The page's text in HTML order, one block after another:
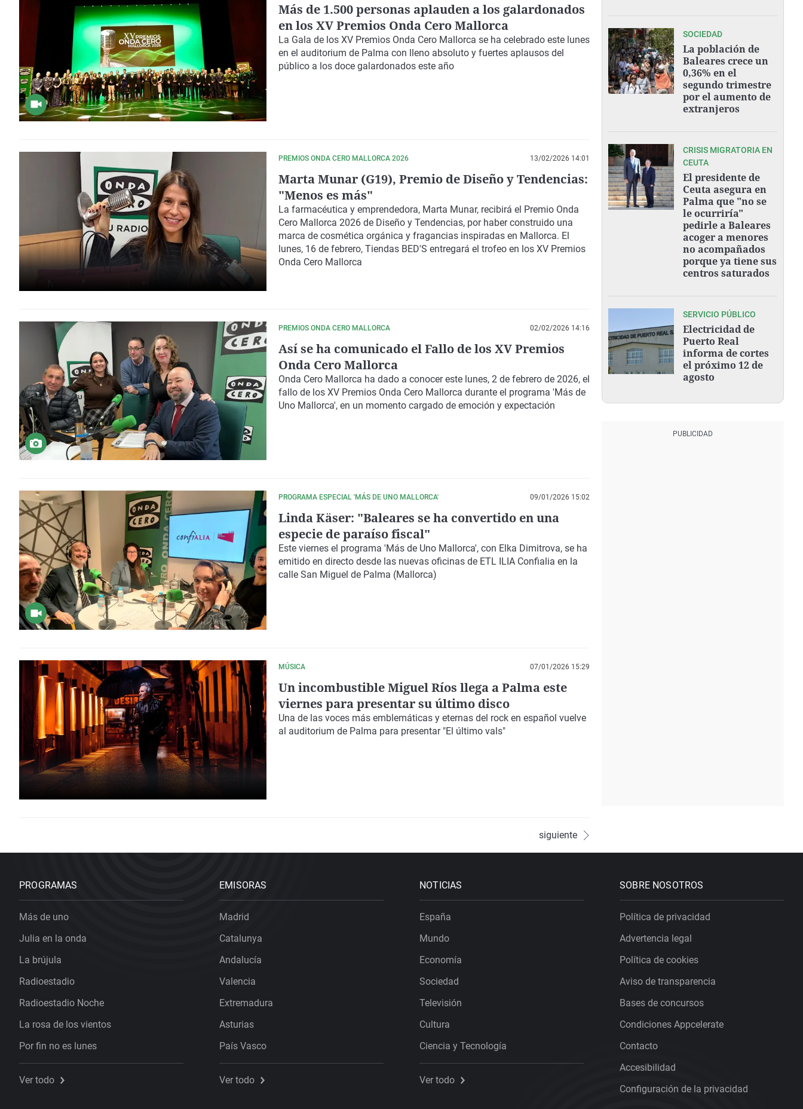
Más de 1.500 personas aplauden a los galardonados
en los XV Premios Onda Cero Mallorca
La Gala de los XV Premios Onda Cero Mallorca se ha celebrado este lunes
en el auditorium de Palma con lleno absoluto y fuertes aplausos del
público a los doce galardonados este año
PREMIOS ONDA CERO MALLORCA 2026 13/02/2026 14:01
Marta Munar (G19), Premio de Diseño y Tendencias:
"Menos es más"
La farmacéutica y emprendedora, Marta Munar, recibirá el Premio Onda
Cero Mallorca 2026 de Diseño y Tendencias, por haber construido una
marca de cosmética orgánica y fragancias inspiradas en Mallorca. El
lunes, 16 de febrero, Tiendas BED'S entregará el trofeo en los XV Premios
Onda Cero Mallorca
PREMIOS ONDA CERO MALLORCA 02/02/2026 14:16
Así se ha comunicado el Fallo de los XV Premios
Onda Cero Mallorca
Onda Cero Mallorca ha dado a conocer este lunes, 2 de febrero de 2026, el
fallo de los XV Premios Onda Cero Mallorca durante el programa 'Más de
Uno Mallorca', en un momento cargado de emoción y expectación
PROGRAMA ESPECIAL 'MÁS DE UNO MALLORCA' 09/01/2026 15:02
Linda Käser: "Baleares se ha convertido en una
especie de paraíso fiscal"
Este viernes el programa 'Más de Uno Mallorca', con Elka Dimitrova, se ha
emitido en directo desde las nuevas oficinas de ETL ILIA Confialia en la
calle San Miguel de Palma (Mallorca)
MÚSICA 07/01/2026 15:29
Un incombustible Miguel Ríos llega a Palma este
viernes para presentar su último disco
Una de las voces más emblemáticas y eternas del rock en español vuelve
al auditorium de Palma para presentar "El último vals"
siguiente
SOCIEDAD
La población de
Baleares crece un
0,36% en el
segundo trimestre
por el aumento de
extranjeros
CRISIS MIGRATORIA EN
CEUTA
El presidente de
Ceuta asegura en
Palma que "no se
le ocurriría"
pedirle a Baleares
acoger a menores
no acompañados
porque ya tiene sus
centros saturados
SERVICIO PÚBLICO
Electricidad de
Puerto Real
informa de cortes
el próximo 12 de
agosto
PROGRAMAS
Más de uno
Julia en la onda
La brújula
Radioestadio
Radioestadio Noche
La rosa de los vientos
Por fin no es lunes
Ver todo
EMISORAS
Madrid
Catalunya
Andalucía
Valencia
Extremadura
Asturias
País Vasco
Ver todo
NOTICIAS
España
Mundo
Economía
Sociedad
Televisión
Cultura
Ciencia y Tecnología
Ver todo
SOBRE NOSOTROS
Política de privacidad
Advertencia legal
Política de cookies
Aviso de transparencia
Bases de concursos
Condiciones Appcelerate
Contacto
Accesibilidad
Configuración de la privacidad